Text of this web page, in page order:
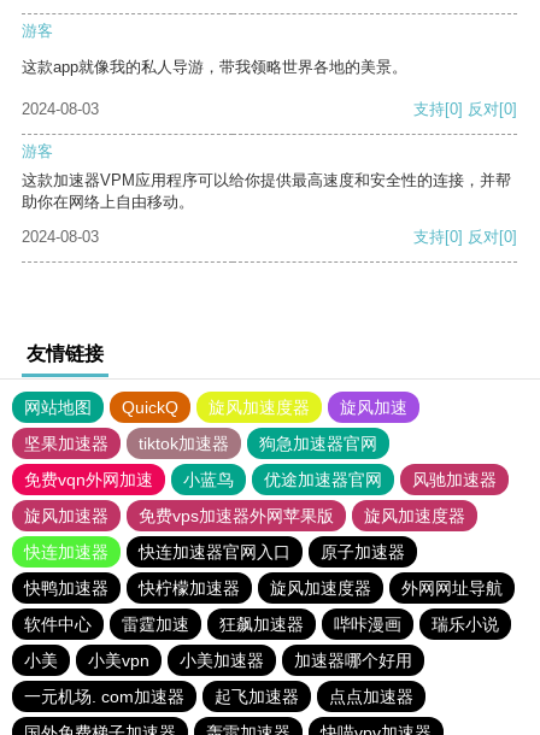
游客
这款app就像我的私人导游，带我领略世界各地的美景。
2024-08-03 支持[0] 反对[0]
游客
这款加速器VPM应用程序可以给你提供最高速度和安全性的连接，并帮
助你在网络上自由移动。
2024-08-03
支持[0] 反对[0]
友情链接
网站地图 QuickQ 旋风加速度器
旋风加速
坚果加速器
tiktok加速器
狗急加速器官网
免费vqn外网加速
小蓝鸟 优途加速器官网
风驰加速器
旋风加速器
免费vps加速器外网苹果版
旋风加速度器
快连加速器
快连加速器官网入口
原子加速器
快鸭加速器
快柠檬加速器 旋风加速度器
外网网址导航
软件中心
雷霆加速 狂飙加速器 哔咔漫画
瑞乐小说
小美
小美vpn 小美加速器
加速器哪个好用
一元机场. com加速器
起飞加速器
点点加速器